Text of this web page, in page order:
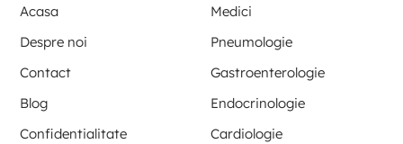
Acasa
Medici
Despre noi
Pneumologie
Contact
Gastroenterologie
Blog
Endocrinologie
Confidentialitate
Cardiologie